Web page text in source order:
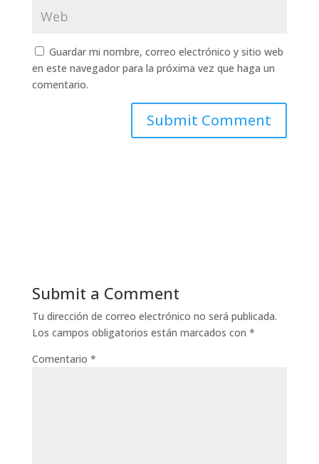
Guardar mi nombre, correo electrónico y sitio web
en este navegador para la próxima vez que haga un
comentario.
Submit a Comment
Tu dirección de correo electrónico no será publicada.
Los campos obligatorios están marcados con *
Comentario *